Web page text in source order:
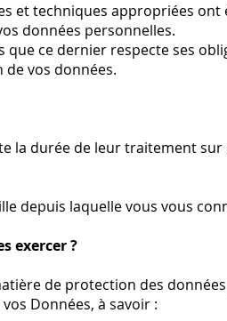
et techniques appropriées ont
données personnelles.
ce dernier respecte ses
vos données.
la durée de leur traitement sur
depuis laquelle vous vous
exercer ?
de protection des
Données, à savoir :